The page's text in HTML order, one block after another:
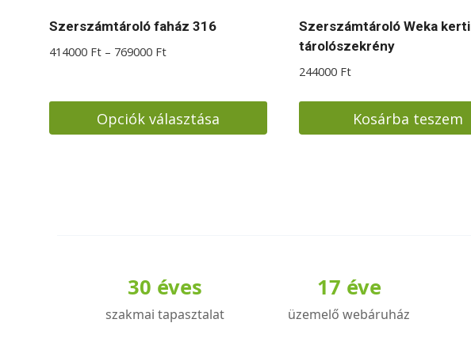
Szerszámtároló faház 316
414000 Ft – 769000 FtÁrtartomány:
769000 Ft
Opciók választása
Szerszámtároló Weka kerti
tárolószekrény
244000 Ft
Kosárba teszem
30 éves
szakmai tapasztalat
17 éve
üzemelő webáruház